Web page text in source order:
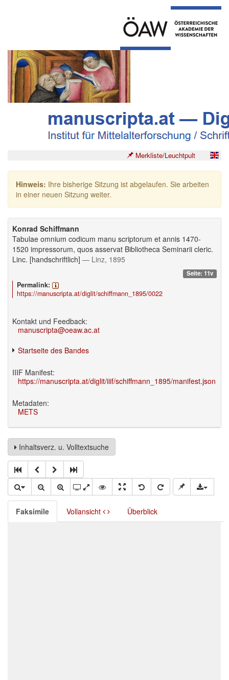
Merkliste/Leuchtpult
Hinweis: Ihre bisherige Sitzung ist abgelaufen. Sie arbeiten
in einer neuen Sitzung weiter.
Konrad Schiffmann
Tabulae omnium codicum manu scriptorum et annis 1470-
1520 impressorum, quos asservat Bibliotheca Seminarii cleric.
Linc. [handschriftlich] — Linz, 1895
Seite: 11v
Permalink:
https://manuscripta.at/diglit/schiffmann_1895/0022
Kontakt und Feedback:
manuscripta@oeaw.ac.at
Startseite des Bandes
IIIF Manifest:
https://manuscripta.at/diglit/iiif/schiffmann_1895/manifest.json
Metadaten:
METS
Inhaltsverz. u. Volltextsuche
Faksimile Vollansicht Überblick